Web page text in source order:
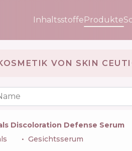
InhaltsstoffeProdukte
VON SKIN
Discoloration Defense Serum
Gesichtsserum